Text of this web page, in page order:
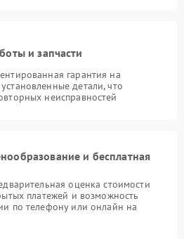
и запчасти
гарантия на
детали, что
неисправностей
и бесплатная
оценка стоимости
платежей и возможность
по телефону или онлайн на